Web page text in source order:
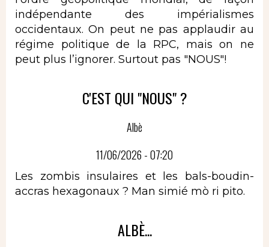
indépendante des impérialismes
occidentaux. On peut ne pas applaudir au
régime politique de la RPC, mais on ne
peut plus l’ignorer. Surtout pas "NOUS"!
C'EST QUI "NOUS" ?
Albè
11/06/2026 - 07:20
Les zombis insulaires et les bals-boudin-
accras hexagonaux ? Man simié mò ri pito.
ALBÈ...